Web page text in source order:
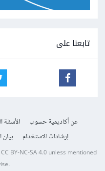
تابعنا على
عن أكاديمية حسوب الأسئلة
إرشادات الاستخدام
CC BY-NC-SA 4.0unless mentioned